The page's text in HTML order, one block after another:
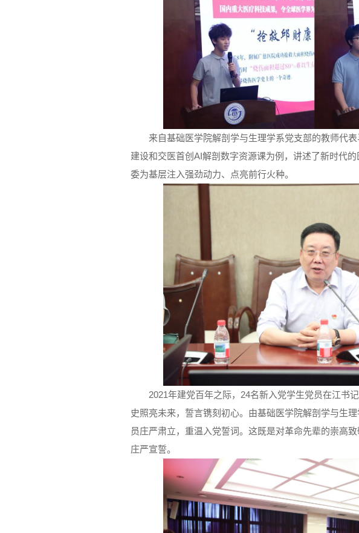
来自基础医学院解剖学与生理学系党支部的教师代
建设和交医首创AI解剖数字资源课为例，讲述了新时代
委为基层注入强劲动力、点亮前行火种。
2021年建党百年之际，24名新入党学生党员在江书
史照亮未来，誓言镌刻初心。由基础医学院解剖学与生
员庄严肃立，重温入党誓词。这既是对革命先辈的崇高
庄严宣誓。